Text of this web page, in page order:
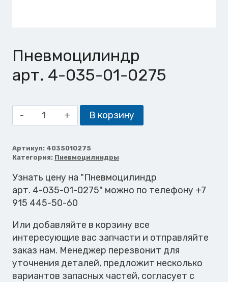
Пневмоцилиндр
арт. 4-035-01-0275
Количество
товара
В корзину
Артикул: 4035010275
Категория: Пневмоцилиндры
Узнать цену на "Пневмоцилиндр
арт. 4-035-01-0275" можно по телефону +7
915 445-50-60
Или добавляйте в корзину все
интересующие вас запчасти и отправляйте
заказ нам. Менеджер перезвонит для
уточнения деталей, предложит несколько
вариантов запасных частей, согласует с